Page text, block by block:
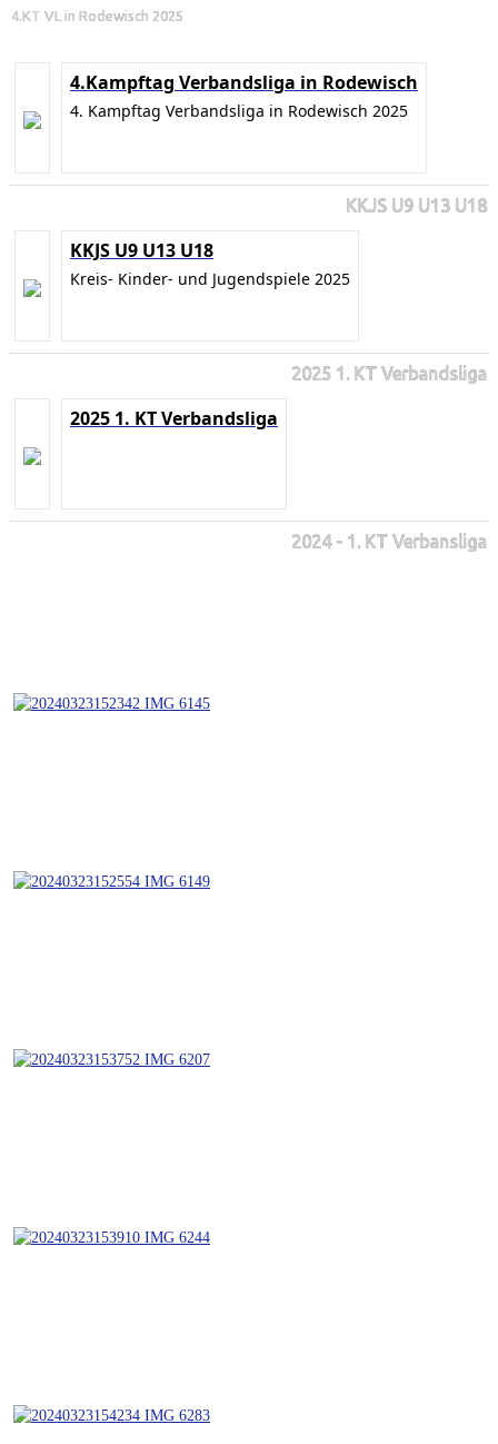
4.KT VL in Rodewisch 2025
4.Kampftag Verbandsliga in Rodewisch
4. Kampftag Verbandsliga in Rodewisch 2025
KKJS U9 U13 U18
KKJS U9 U13 U18
Kreis- Kinder- und Jugendspiele 2025
2025 1. KT Verbandsliga
2025 1. KT Verbandsliga
2024 - 1. KT Verbansliga